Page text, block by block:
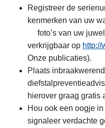
Registreer de
kenmerken van uw
foto’s van uw
verkrijgbaar op http://
Onze publicaties).
Plaats
hierover graag gratis
Hou ook een oogje
signaleer verdachte